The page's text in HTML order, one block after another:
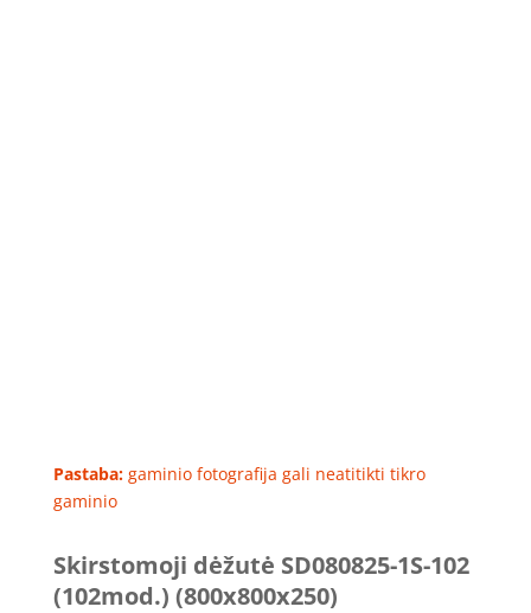
Pastaba:gaminio fotografija gali neatitikti tikro
gaminio
Skirstomoji dėžutė SD080825-1S-102
(102mod.) (800x800x250)